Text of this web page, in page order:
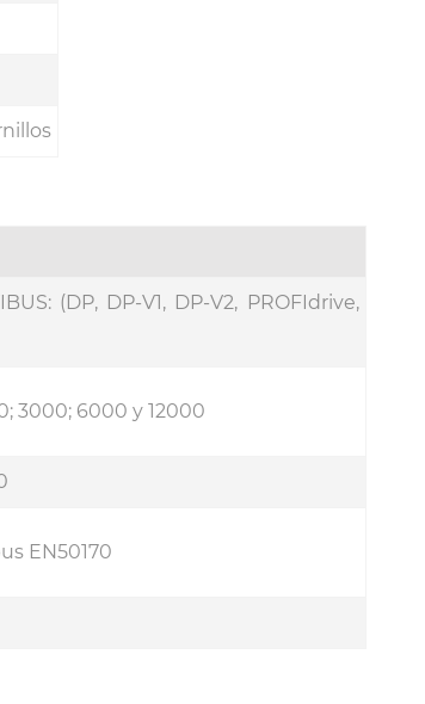
(DP, DP-V1, DP-V2, PROFIdrive,
3000; 6000 y 12000
EN50170